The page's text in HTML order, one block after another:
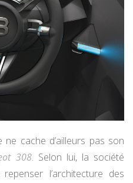
ne cache d’ailleurs pas son
308. Selon lui, la société
l’architecture des